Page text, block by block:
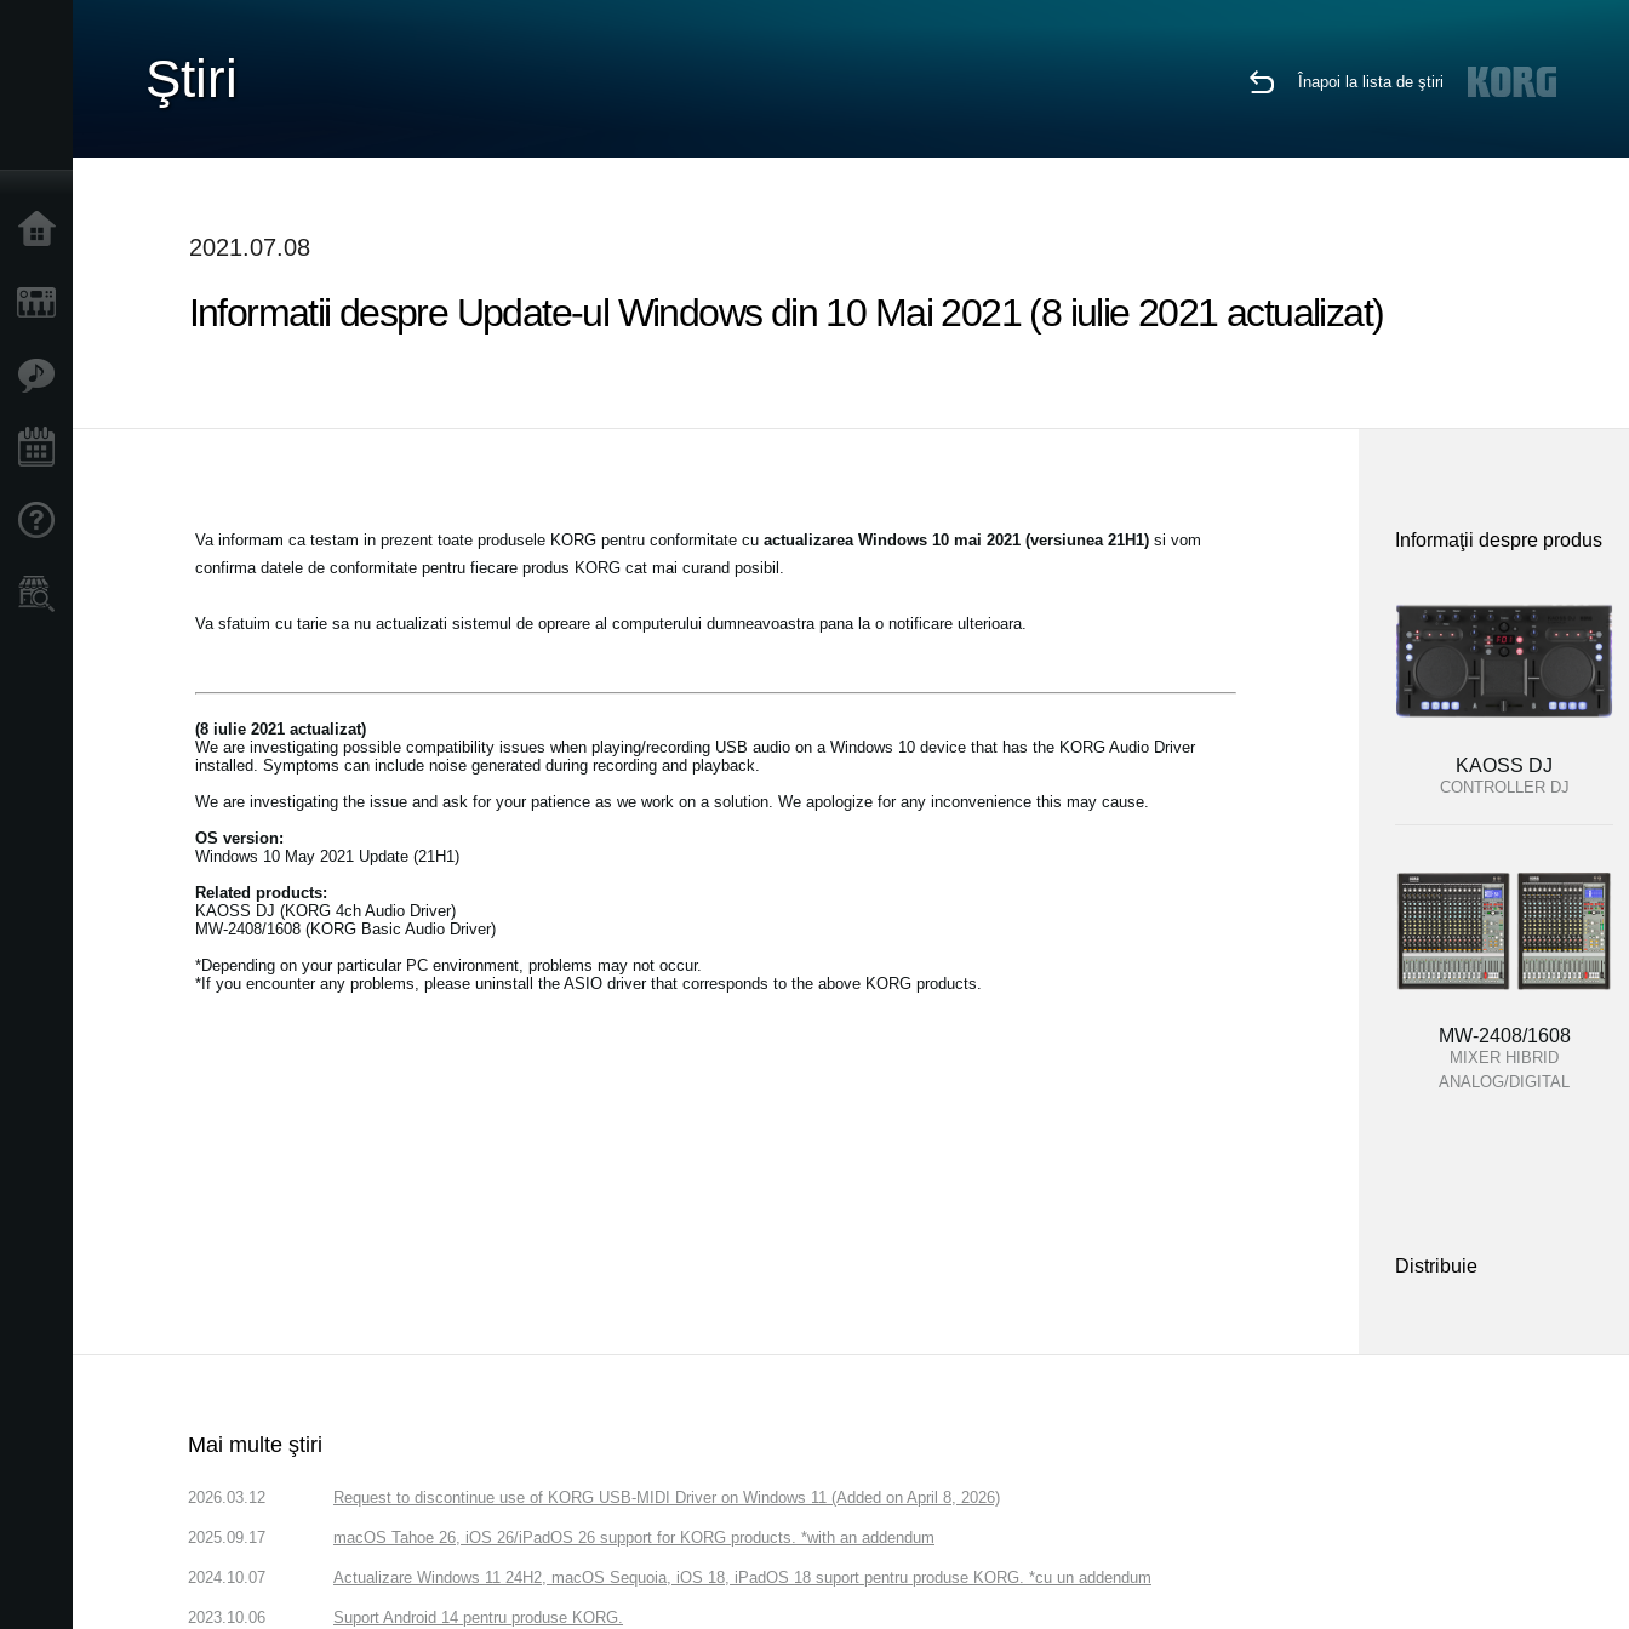
Ştiri Înapoi la lista de ştiri
2021.07.08
Informatii despre Update-ul Windows din 10 Mai 2021 (8 iulie 2021 actualizat)
Va informam ca testam in prezent toate produsele KORG pentru conformitate cu actualizarea Windows 10 mai 2021 (versiunea 21H1)si vom
confirma datele de conformitate pentru fiecare produs KORG cat mai curand posibil.
Va sfatuim cu tarie sa nu actualizati sistemul de opreare al computerului dumneavoastra pana la o notificare ulterioara.
(8 iulie 2021 actualizat)
We are investigating possible compatibility issues when playing/recording USB audio on a Windows 10 device that has the KORG Audio Driver
installed. Symptoms can include noise generated during recording and playback.
We are investigating the issue and ask for your patience as we work on a solution. We apologize for any inconvenience this may cause.
OS version:
Windows 10 May 2021 Update (21H1)
Related products:
KAOSS DJ (KORG 4ch Audio Driver)
MW-2408/1608 (KORG Basic Audio Driver)
*Depending on your particular PC environment, problems may not occur.
*If you encounter any problems, please uninstall the ASIO driver that corresponds to the above KORG products.
Informaţii despre produs
KAOSS DJ
CONTROLLER DJ
MW-2408/1608
MIXER HIBRID
ANALOG/DIGITAL
Distribuie
Mai multe ştiri
2026.03.12 Request to discontinue use of KORG USB-MIDI Driver on Windows 11 (Added on April 8, 2026)
2025.09.17 macOS Tahoe 26, iOS 26/iPadOS 26 support for KORG products. *with an addendum
2024.10.07 Actualizare Windows 11 24H2, macOS Sequoia, iOS 18, iPadOS 18 suport pentru produse KORG. *cu un addendum
2023.10.06 Suport Android 14 pentru produse KORG.